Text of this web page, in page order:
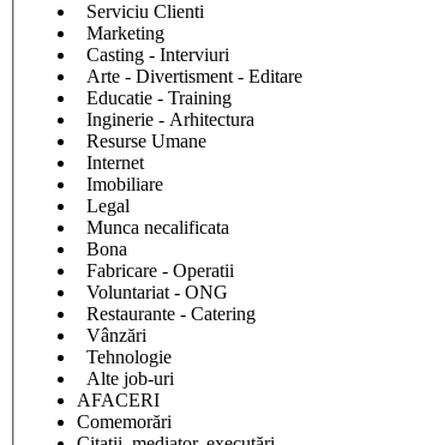
Serviciu Clienti
Marketing
Casting - Interviuri
Arte - Divertisment - Editare
Educatie - Training
Inginerie - Arhitectura
Resurse Umane
Internet
Imobiliare
Legal
Munca necalificata
Bona
Fabricare - Operatii
Voluntariat - ONG
Restaurante - Catering
Vânzări
Tehnologie
Alte job-uri
AFACERI
Comemorări